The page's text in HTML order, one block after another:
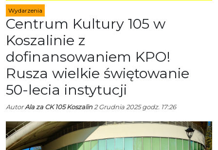
Wydarzenia
Centrum Kultury 105 w
Koszalinie z
dofinansowaniem KPO!
Rusza wielkie świętowanie
50-lecia instytucji
AutorAla za CK 105 Koszalin2 Grudnia 2025 godz. 17:26